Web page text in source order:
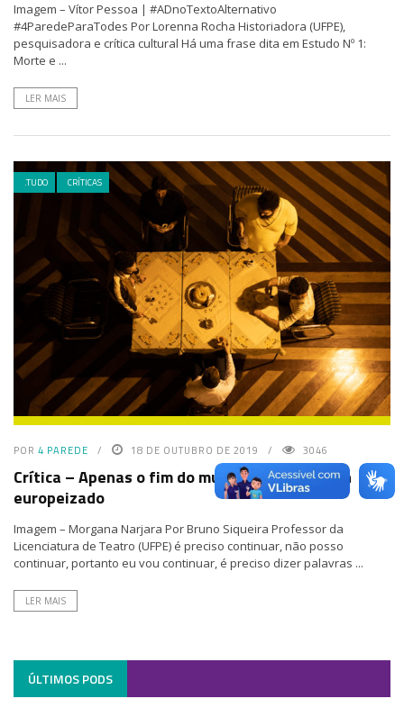
Imagem – Vítor Pessoa | #ADnoTextoAlternativo
#4ParedeParaTodes Por Lorenna Rocha Historiadora (UFPE),
pesquisadora e crítica cultural Há uma frase dita em Estudo Nº 1:
Morte e ...
LER MAIS
.TUDO CRÍTICAS
POR 4 PAREDE 18 DE OUTUBRO DE 2019 3046
Crítica – Apenas o fim do mundo | Um Magiluth
europeizado
Imagem – Morgana Narjara Por Bruno Siqueira Professor da
Licenciatura de Teatro (UFPE) é preciso continuar, não posso
continuar, portanto eu vou continuar, é preciso dizer palavras ...
LER MAIS
ÚLTIMOS PODS